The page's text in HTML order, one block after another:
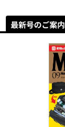
最新号のご案内